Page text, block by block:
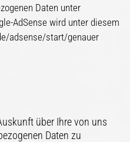
Daten unter
AdSense wird unter diesem
adsense/start/genauer
über Ihre von uns
Daten zu